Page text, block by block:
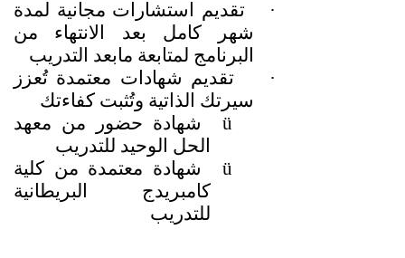
·
تقديم استشارات مجانية لمدة
شهر كامل بعد الانتهاء من
البرنامج لمتابعة مابعد التدريب
·
تقديم شهادات معتمدة تُعزز
سيرتك الذاتية وتُثبت كفاءتك
ü
شهادة حضور من معهد
الحل الوحيد للتدريب
ü
شهادة معتمدة من كلية
كامبريدج البريطانية
للتدريب